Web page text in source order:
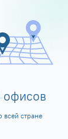
офисов
всей стране